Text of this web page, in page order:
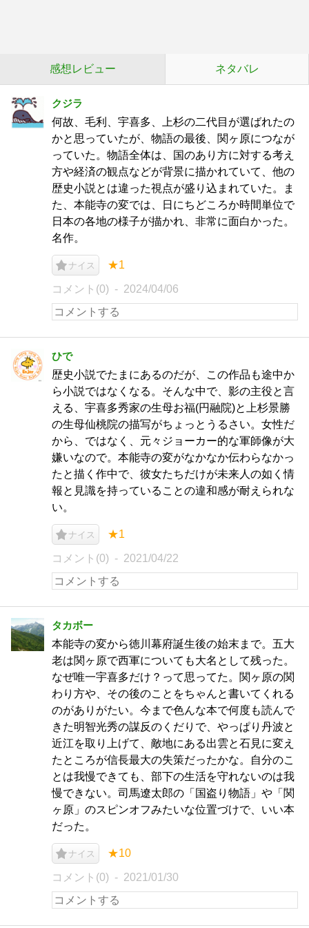
感想レビュー ネタバレ
クジラ
何故、毛利、宇喜多、上杉の二代目が選ばれたの
かと思っていたが、物語の最後、関ヶ原につなが
っていた。物語全体は、国のあり方に対する考え
方や経済の観点などが背景に描かれていて、他の
歴史小説とは違った視点が盛り込まれていた。ま
た、本能寺の変では、日にちどころか時間単位で
日本の各地の様子が描かれ、非常に面白かった。
名作。
ナイス ★1
コメント(0) 2024/04/06
ひで
歴史小説でたまにあるのだが、この作品も途中か
ら小説ではなくなる。そんな中で、影の主役と言
える、宇喜多秀家の生母お福(円融院)と上杉景勝
の生母仙桃院の描写がちょっとうるさい。女性だ
から、ではなく、元々ジョーカー的な軍師像が大
嫌いなので。本能寺の変がなかなか伝わらなかっ
たと描く作中で、彼女たちだけが未来人の如く情
報と見識を持っていることの違和感が耐えられな
い。
ナイス ★1
コメント(0) 2021/04/22
タカボー
本能寺の変から徳川幕府誕生後の始末まで。五大
老は関ヶ原で西軍についても大名として残った。
なぜ唯一宇喜多だけ？って思ってた。関ヶ原の関
わり方や、その後のことをちゃんと書いてくれる
のがありがたい。今まで色んな本で何度も読んで
きた明智光秀の謀反のくだりで、やっぱり丹波と
近江を取り上げて、敵地にある出雲と石見に変え
たところが信長最大の失策だったかな。自分のこ
とは我慢できても、部下の生活を守れないのは我
慢できない。司馬遼太郎の「国盗り物語」や「関
ヶ原」のスピンオフみたいな位置づけで、いい本
だった。
ナイス ★10
コメント(0) 2021/01/30